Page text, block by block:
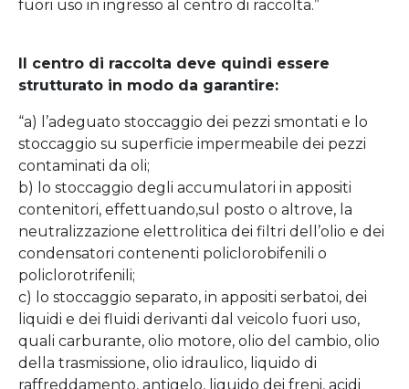
fuori uso in ingresso al centro di raccolta.”
Il centro di raccolta deve quindi essere
strutturato in modo da garantire:
“a) l’adeguato stoccaggio dei pezzi smontati e lo
stoccaggio su superficie impermeabile dei pezzi
contaminati da oli;
b) lo stoccaggio degli accumulatori in appositi
contenitori, effettuando,sul posto o altrove, la
neutralizzazione elettrolitica dei filtri dell’olio e dei
condensatori contenenti policlorobifenili o
policlorotrifenili;
c) lo stoccaggio separato, in appositi serbatoi, dei
liquidi e dei fluidi derivanti dal veicolo fuori uso,
quali carburante, olio motore, olio del cambio, olio
della trasmissione, olio idraulico, liquido di
raffreddamento, antigelo, liquido dei freni, acidi